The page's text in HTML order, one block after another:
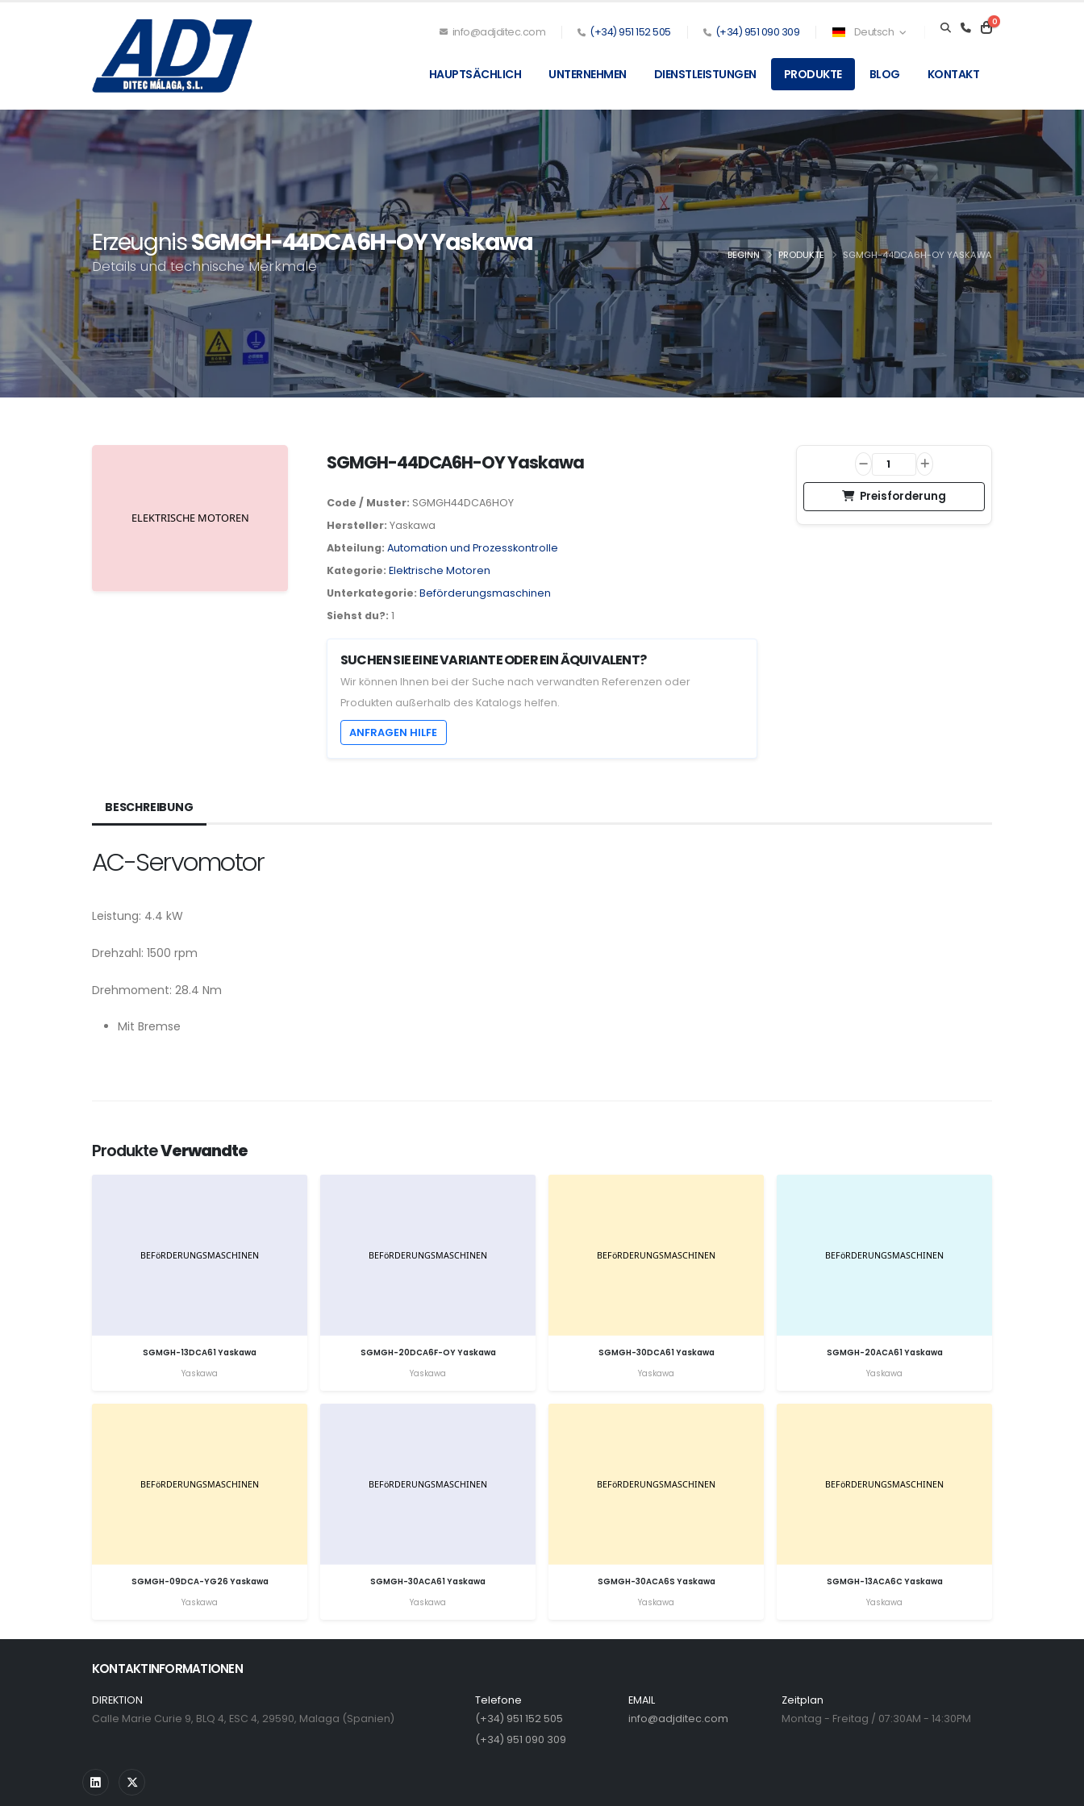
info@adjditec.com (+34) 951 152 505 (+34) 951 090 309 Deutsch
0
HAUPTSÄCHLICH UNTERNEHMEN DIENSTLEISTUNGEN PRODUKTE BLOG KONTAKT
ErzeugnisSGMGH-44DCA6H-OY Yaskawa
Details und technische Merkmale
BEGINN PRODUKTE SGMGH-44DCA6H-OY YASKAWA
SGMGH-44DCA6H-OY Yaskawa
Code / Muster: SGMGH44DCA6HOY
Hersteller: Yaskawa
Abteilung: Automation und Prozesskontrolle
Kategorie: Elektrische Motoren
Unterkategorie: Beförderungsmaschinen
Siehst du?: 1
SUCHEN SIE EINE VARIANTE ODER EIN ÄQUIVALENT?
Wir können Ihnen bei der Suche nach verwandten Referenzen oder
Produkten außerhalb des Katalogs helfen.
ANFRAGEN HILFE
Preisforderung
BESCHREIBUNG
AC-Servomotor
Leistung: 4.4 kW
Drehzahl: 1500 rpm
Drehmoment: 28.4 Nm
Mit Bremse
ProdukteVerwandte
SGMGH-13DCA61 Yaskawa
Yaskawa
SGMGH-20DCA6F-OY Yaskawa
Yaskawa
SGMGH-30DCA61 Yaskawa
Yaskawa
SGMGH-20ACA61 Yaskawa
Yaskawa
SGMGH-09DCA-YG26 Yaskawa
Yaskawa
SGMGH-30ACA61 Yaskawa
Yaskawa
SGMGH-30ACA6S Yaskawa
Yaskawa
SGMGH-13ACA6C Yaskawa
Yaskawa
KONTAKTINFORMATIONEN
DIREKTION
Calle Marie Curie 9, BLQ 4, ESC 4, 29590, Malaga (Spanien)
Telefone
(+34) 951 152 505
(+34) 951 090 309
EMAIL
info@adjditec.com
Zeitplan
Montag - Freitag / 07:30AM - 14:30PM